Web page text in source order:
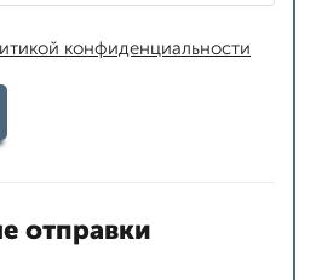
конфиденциальности
отправки